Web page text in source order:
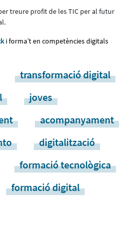
treure profit de les TIC per al futur
i forma’t en competències digitals
transformació digital
joves
acompanyament
digitalització
formació tecnològica
formació digital